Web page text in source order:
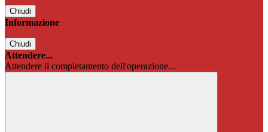
Chiudi
Informazione
Chiudi
Attendere...
Attendere il completamento dell'operazione...